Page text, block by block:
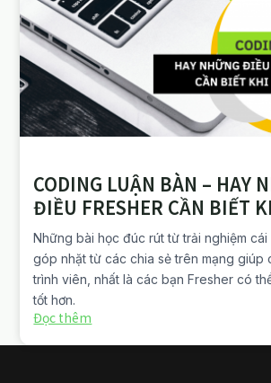
CODING LUẬN BÀN – HAY
ĐIỀU FRESHER CẦN BIẾT
Những bài học đúc rút từ trải nghiệm
góp nhặt từ các chia sẻ trên mạng giúp
trình viên, nhất là các bạn Fresher có
tốt hơn.
Đọc thêm